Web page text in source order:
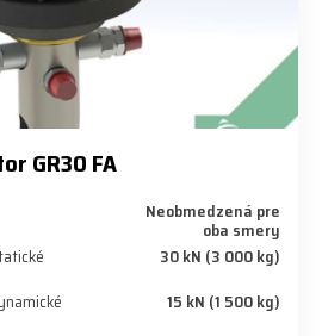
GR30 FA
Neobmedzená pre
oba smery
30 kN (3 000 kg)
15 kN (1 500 kg)